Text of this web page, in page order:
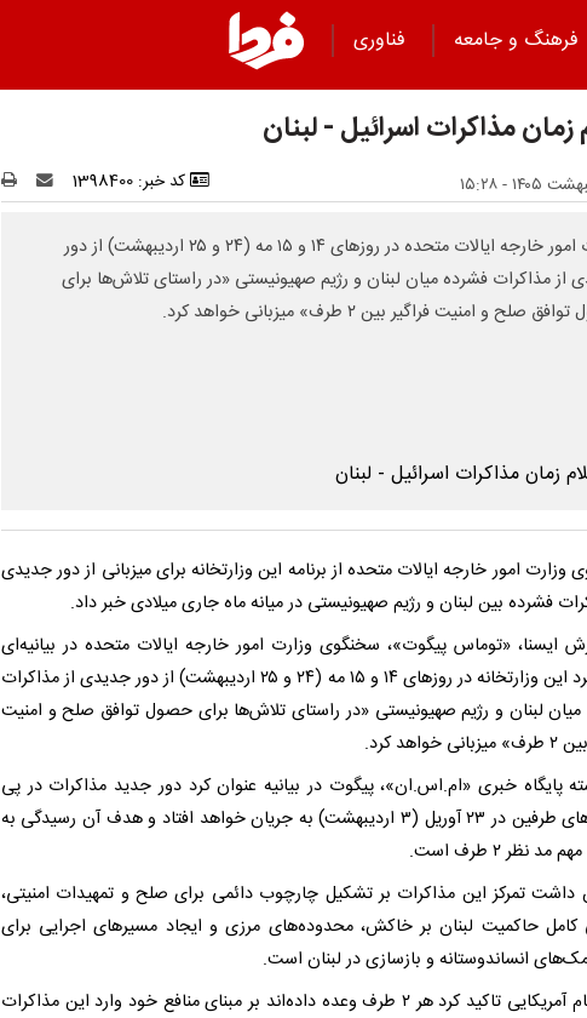
فرهنگ و جامعه
فناوری
زمان مذاکرات اسرائیل - لبنان
کد خبر: 1398400
وزارت امور خارجه ایالات متحده در روزهای ۱۴ و ۱۵ مه (۲۴ و ۲۵ اردیبهشت) از دور
از مذاکرات فشرده میان لبنان و رژیم صهیونیستی «در راستای تلاش‌ها برای
صلح و امنیت فراگیر بین ۲ طرف» میزبانی خواهد کرد.
وزارت امور خارجه ایالات متحده از برنامه این وزارتخانه برای میزبانی از دور جدیدی
فشرده بین لبنان و رژیم صهیونیستی در میانه ماه جاری میلادی خبر داد.
ایسنا، «توماس پیگوت»، سخنگوی وزارت امور خارجه ایالات متحده در بیانیه‌ای
اعلام کرد این وزارتخانه در روزهای ۱۴ و ۱۵ مه (۲۴ و ۲۵ اردیبهشت) از دور جدیدی از مذاکرات
لبنان و رژیم صهیونیستی «در راستای تلاش‌ها برای حصول توافق صلح و امنیت
خواهد کرد.
پایگاه خبری «ام.اس.ان»، پیگوت در بیانیه عنوان کرد دور جدید مذاکرات در پی
رایزنی‌های طرفین در ۲۳ آوریل (۳ اردیبهشت) به جریان خواهد افتاد و هدف آن رسیدگی به
نظر ۲ طرف است.
داشت تمرکز این مذاکرات بر تشکیل چارچوب دائمی برای صلح و تمهیدات امنیتی،
کامل حاکمیت لبنان بر خاکش، محدوده‌های مرزی و ایجاد مسیرهای اجرایی برای
انساندوستانه و بازسازی در لبنان است.
این مقام آمریکایی تاکید کرد هر ۲ طرف وعده داده‌اند بر مبنای منافع خود وارد این مذاکرات